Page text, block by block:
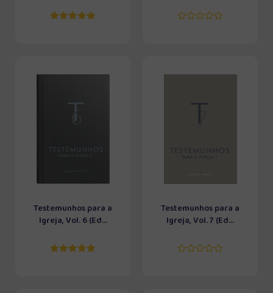
Testemunhos para a
Igreja, Vol. 6 (Ed...
Testemunhos para a
Igreja, Vol. 7 (Ed...